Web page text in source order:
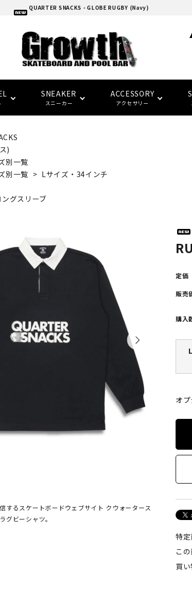
QUARTER SNACKS - GLOBE RUGBY (Navy)
・ミス)
BODY
CO
トカンパニー)
(ジーエックス1000)
ートボード)
HOCKEY
(ホッケー・スケートボ
ス)
TIGHTBOOTH
(タイトブース)
NUMERIC
ヌメリック)
(ヴァンズ)
(グロース)
ドデッキ
の他
ツ
SNEAKER
スニーカー
ACCESSORY
アクセサリー
/ポーチ
)
別一覧
別一覧 > Lサイズ・34インチ
ングスリーブ
するスケートボードウェブサイト クウォータース
グビーシャツ。
定価
販売
購入
L
オ
特
こ
買